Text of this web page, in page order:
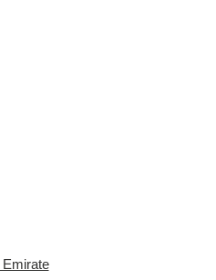
Emirate